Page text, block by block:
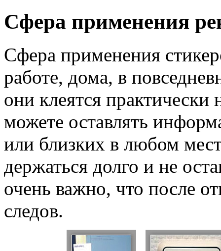
Сфера применения
Сфера применения
работе, дома, в
они клеятся
можете оставлять
или близких в любом
держаться долго и не
очень важно, что после
следов.